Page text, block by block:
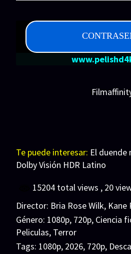
Te puede interesar: El
Dolby Visión HDR Latino
15204 total views , 20
Director: Bria Rose Wilk, Kane
Género: 1080p, 720p, Ciencia
Peliculas, Terror
Tags: 1080p, 2026, 720p,